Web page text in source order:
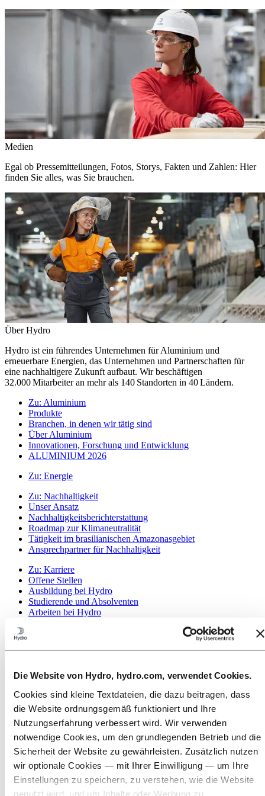
Die Website von Hydro, hydro.com, verwendet Cookies.
Cookies sind kleine Textdateien, die dazu beitragen, dass
die Website ordnungsgemäß funktioniert und Ihre
Nutzungserfahrung verbessert wird. Wir verwenden
notwendige Cookies, um den grundlegenden Betrieb und die
Sicherheit der Website zu gewährleisten. Zusätzlich nutzen
wir optionale Cookies — mit Ihrer Einwilligung — um Ihre
Einstellungen zu speichern, zu verstehen, wie die Website
genutzt wird, und um Inhalte oder Werbung zu
Medien
Egal ob Pressemitteilungen, Fotos, Storys, Fakten und Zahlen: Hier
finden Sie alles, was Sie brauchen.
Über Hydro
Hydro ist ein führendes Unternehmen für Aluminium und
erneuerbare Energien, das Unternehmen und Partnerschaften für
eine nachhaltigere Zukunft aufbaut. Wir beschäftigen
32.000 Mitarbeiter an mehr als 140 Standorten in 40 Ländern.
Zu: Aluminium
Produkte
Branchen, in denen wir tätig sind
Über Aluminium
Innovationen, Forschung und Entwicklung
ALUMINIUM 2026
Zu: Energie
Zu: Nachhaltigkeit
Unser Ansatz
Nachhaltigkeitsberichterstattung
Roadmap zur Klimaneutralität
Tätigkeit im brasilianischen Amazonasgebiet
Ansprechpartner für Nachhaltigkeit
Zu: Karriere
Offene Stellen
Ausbildung bei Hydro
Studierende und Absolventen
Arbeiten bei Hydro
Zu:Investoren
Zu:Medien
Hydro auf einen Blick
Mediengalerie
Zu:Über Hydro
Das ist Hydro
Wichtige Industrien schaffen
Unser Zweck und unsere Werte